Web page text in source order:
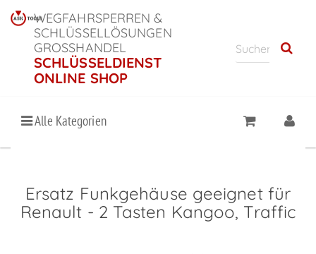
WEGFAHRSPERREN &
SCHLÜSSELLÖSUNGEN
GROSSHANDEL
SCHLÜSSELDIENST
ONLINE SHOP
Alle Kategorien
Ersatz Funkgehäuse geeignet für
Renault - 2 Tasten Kangoo, Traffic